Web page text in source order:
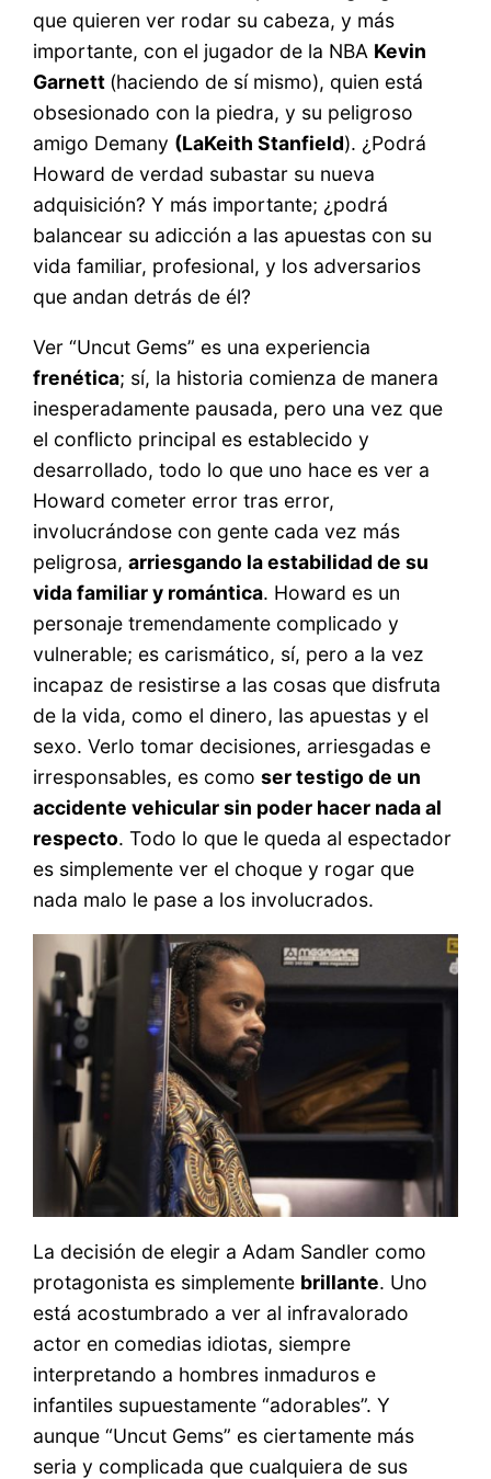
que quieren ver rodar su cabeza, y más
importante, con el jugador de la NBA Kevin
Garnett (haciendo de sí mismo), quien está
obsesionado con la piedra, y su peligroso
amigo Demany (LaKeith Stanfield). ¿Podrá
Howard de verdad subastar su nueva
adquisición? Y más importante; ¿podrá
balancear su adicción a las apuestas con su
vida familiar, profesional, y los adversarios
que andan detrás de él?
Ver “Uncut Gems” es una experiencia
frenética; sí, la historia comienza de manera
inesperadamente pausada, pero una vez que
el conflicto principal es establecido y
desarrollado, todo lo que uno hace es ver a
Howard cometer error tras error,
involucrándose con gente cada vez más
peligrosa,arriesgando la estabilidad de su
vida familiar y romántica. Howard es un
personaje tremendamente complicado y
vulnerable; es carismático, sí, pero a la vez
incapaz de resistirse a las cosas que disfruta
de la vida, como el dinero, las apuestas y el
sexo. Verlo tomar decisiones, arriesgadas e
irresponsables, es comoser testigo de un
accidente vehicular sin poder hacer nada al
respecto. Todo lo que le queda al espectador
es simplemente ver el choque y rogar que
nada malo le pase a los involucrados.
La decisión de elegir a Adam Sandler como
protagonista es simplemente brillante. Uno
está acostumbrado a ver al infravalorado
actor en comedias idiotas, siempre
interpretando a hombres inmaduros e
infantiles supuestamente “adorables”. Y
aunque “Uncut Gems” es ciertamente más
seria y complicada que cualquiera de sus